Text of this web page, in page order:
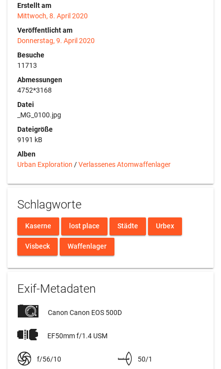
Erstellt am
Mittwoch, 8. April 2020
Veröffentlicht am
Donnerstag, 9. April 2020
Besuche
11713
Abmessungen
4752*3168
Datei
_MG_0100.jpg
Dateigröße
9191 kB
Alben
Urban Exploration /Verlassenes Atomwaffenlager
Schlagworte
Kaserne lost place Städte Urbex
Visbeck Waffenlager
Exif-Metadaten
Canon Canon EOS 500D
EF50mm f/1.4 USM
f/56/10 50/1